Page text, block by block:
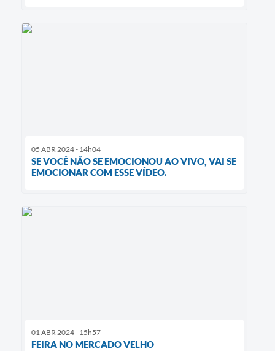
05 ABR 2024 - 14h04
SE VOCÊ NÃO SE EMOCIONOU AO VIVO, VAI SE
EMOCIONAR COM ESSE VÍDEO.
01 ABR 2024 - 15h57
FEIRA NO MERCADO VELHO